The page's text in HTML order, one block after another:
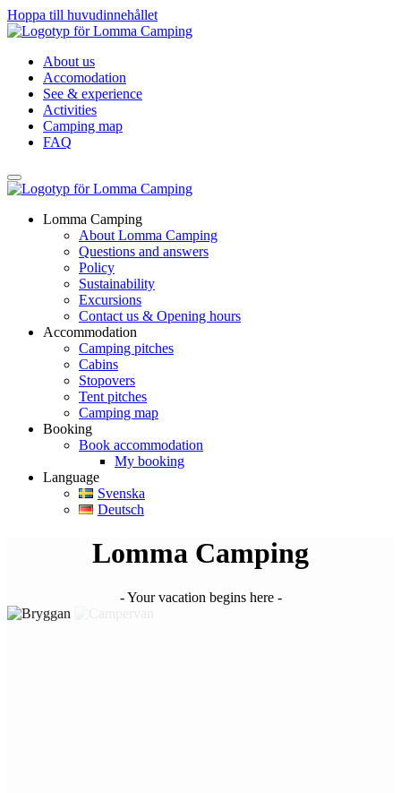
Hoppa till huvudinnehållet
About us
Accomodation
See & experience
Activities
Camping map
FAQ
Lomma Camping
About Lomma Camping
Questions and answers
Policy
Sustainability
Excursions
Contact us & Opening hours
Accommodation
Camping pitches
Cabins
Stopovers
Tent pitches
Camping map
Booking
Book accommodation
My booking
Language
Svenska
Deutsch
Lomma Camping
- Your vacation begins here -